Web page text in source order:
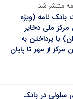
منتشر شد
نامه (ویژه
ملی ذخایر
با پرداختن به
مرکز از مهر تا پایان
سلولی در بانک